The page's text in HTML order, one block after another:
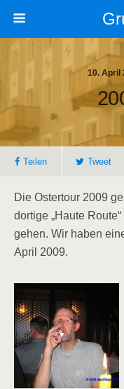
10. April
Teilen Tweet
Die Ostertour 2009
dortige „Haute
gehen. Wir haben
April 2009.